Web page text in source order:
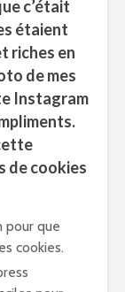
c’était
étaient
riches en
de mes
Instagram
de cookies
pour que
cookies.